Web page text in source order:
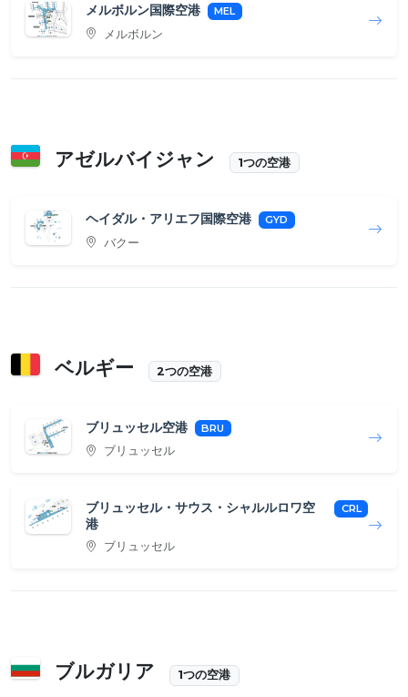
メルボルン国際空港 MEL
メルボルン
アゼルバイジャン 1つの空港
ヘイダル・アリエフ国際空港 GYD
バクー
ベルギー 2つの空港
ブリュッセル空港 BRU
ブリュッセル
ブリュッセル・サウス・シャルルロワ空
港
CRL
ブリュッセル
ブルガリア 1つの空港